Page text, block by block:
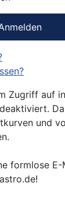
Zugriff auf
und
formlose